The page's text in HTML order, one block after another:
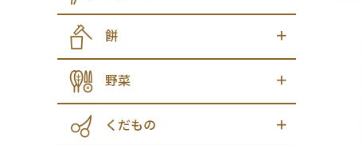
餅
野菜
くだもの